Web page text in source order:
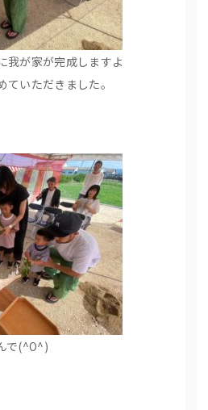
我が家が完成しますよ
いただきました。
で(^O^)